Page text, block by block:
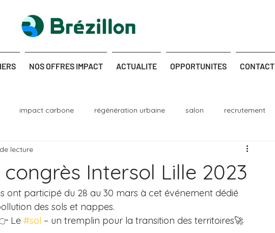
NOS OFFRES IMPACT ACTUALITE OPPORTUNITES CONTACT
impact carbone régénération urbaine salon recrutement
dépollution
Intersol Lille 2023
lecture
ont participé du 28 au 30 mars à cet événement dédié
des sols et nappes.
Le #sol – un tremplin pour la transition des territoires🚀